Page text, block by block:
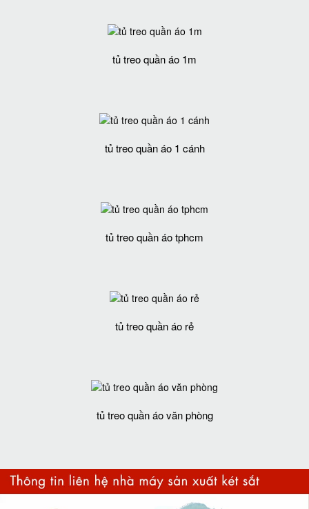
tủ treo quần áo 1m
tủ treo quần áo 1 cánh
tủ treo quần áo tphcm
tủ treo quần áo rẻ
tủ treo quần áo văn phòng